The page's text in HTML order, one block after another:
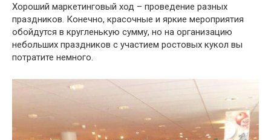
Хороший маркетинговый ход – проведение разных
праздников. Конечно, красочные и яркие мероприятия
обойдутся в кругленькую сумму, но на организацию
небольших праздников с участием ростовых кукол вы
потратите немного.